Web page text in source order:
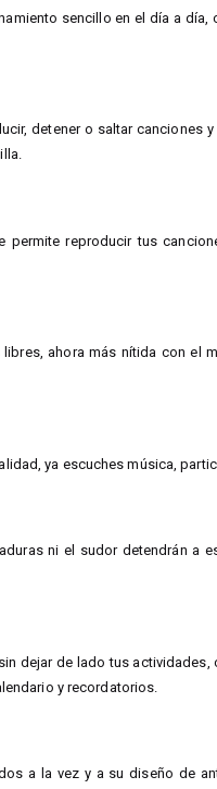
sencillo en el día a
detener o saltar canciones
reproducir tus
ahora más nítida con el
ya escuches música,
ni el sudor detendrán a
dejar de lado tus
y recordatorios.
a la vez y a su diseño de